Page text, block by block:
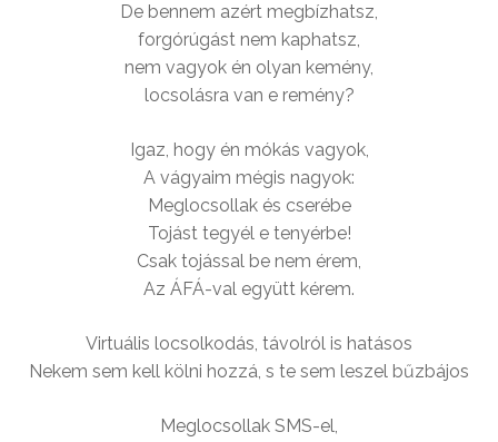
De bennem azért megbízhatsz,
forgórúgást nem kaphatsz,
nem vagyok én olyan kemény,
locsolásra van e remény?
Igaz, hogy én mókás vagyok,
A vágyaim mégis nagyok:
Meglocsollak és cserébe
Tojást tegyél e tenyérbe!
Csak tojással be nem érem,
Az ÁFÁ-val együtt kérem.
Virtuális locsolkodás, távolról is hatásos
Nekem sem kell kölni hozzá, s te sem leszel bűzbájos
Meglocsollak SMS-el,